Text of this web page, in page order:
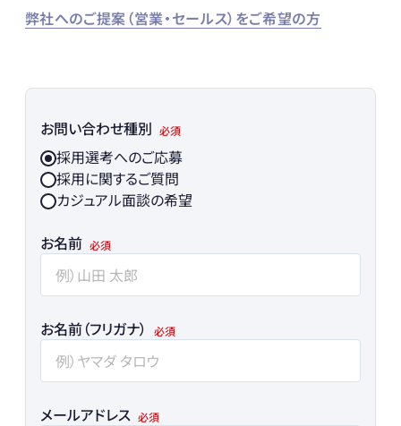
弊社へのご提案（営業・セールス）をご希望の方
お問い合わせ種別
採用選考へのご応募
採用に関するご質問
カジュアル面談の希望
お名前
お名前（フリガナ）
メールアドレス